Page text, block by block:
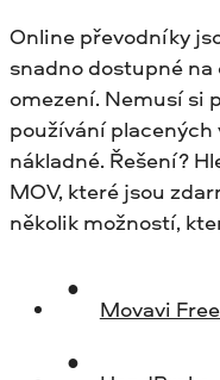
Online převodníky
snadno dostupné
omezení. Nemusí si
používání
nákladné. Řešení?
MOV, které jsou
několik možností,
Movavi